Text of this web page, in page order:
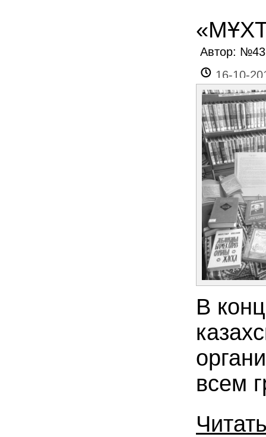
Автор:
16-10-
В
всем